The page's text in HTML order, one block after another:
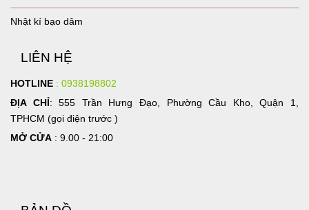
Nhật kí bạo dâm
LIÊN HỆ
HOTLINE : 0938198802
ĐỊA CHỈ: 555 Trần Hưng Đạo, Phường Cầu Kho, Quận 1,
TPHCM (gọi điện trước )
MỞ CỬA : 9.00 - 21:00